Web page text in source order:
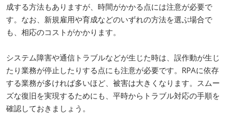
成する方法もありますが、時間がかかる点には注意が必要で
す。なお、新規雇用や育成などのいずれの方法を選ぶ場合で
も、相応のコストがかかります。
システム障害や通信トラブルなどが生じた時は、誤作動が生じ
たり業務が停止したりする点にも注意が必要です。RPAに依存
する業務が多ければ多いほど、被害は大きくなります。スムー
ズな復旧を実現するためにも、平時からトラブル対応の手順を
確認しておきましょう。